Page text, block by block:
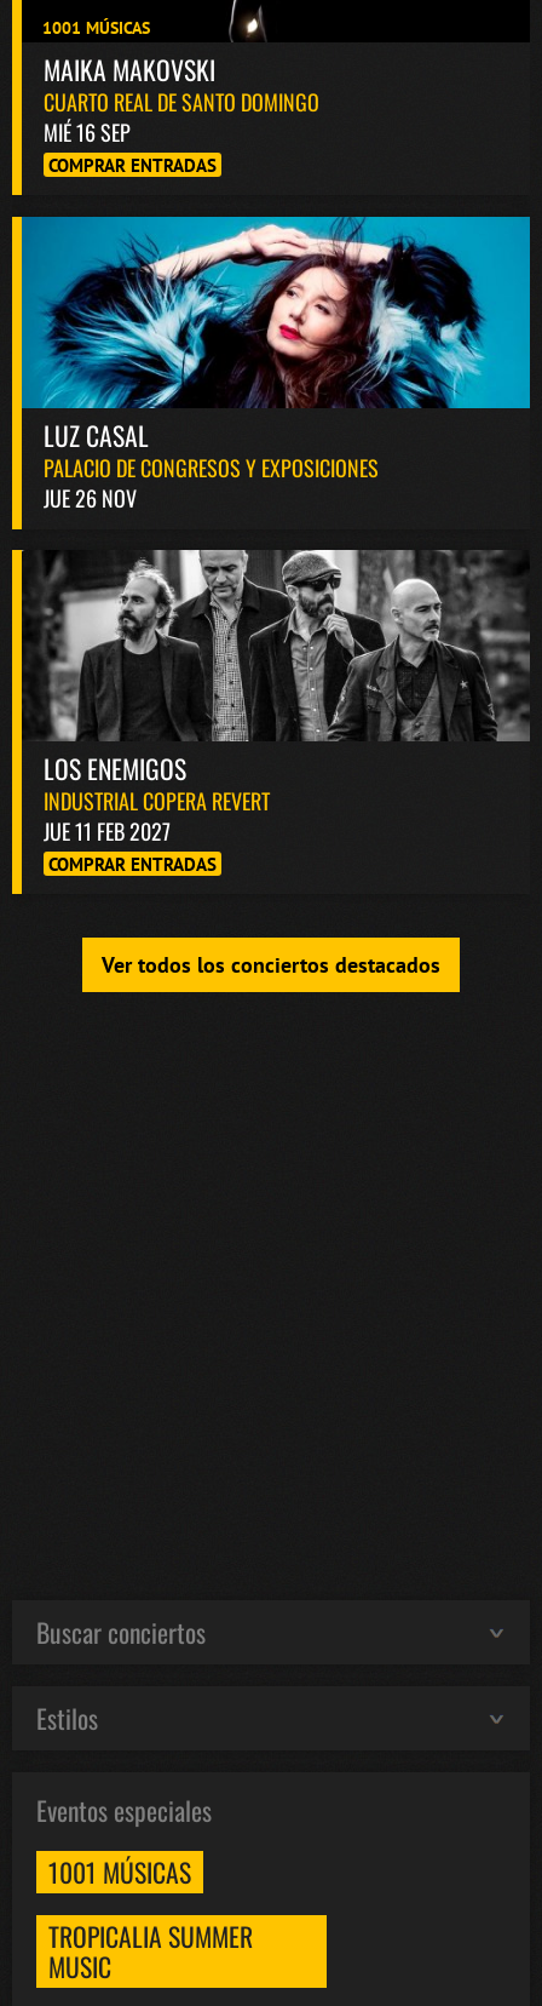
1001 MÚSICAS
MAIKA MAKOVSKI
CUARTO REAL DE SANTO DOMINGO
MIÉ 16 SEP
COMPRAR ENTRADAS
LUZ CASAL
PALACIO DE CONGRESOS Y EXPOSICIONES
JUE 26 NOV
LOS ENEMIGOS
INDUSTRIAL COPERA REVERT
JUE 11 FEB 2027
COMPRAR ENTRADAS
Ver todos los conciertos destacados
Buscar conciertos
Estilos
Eventos especiales
1001 MÚSICAS
TROPICALIA SUMMER
MUSIC